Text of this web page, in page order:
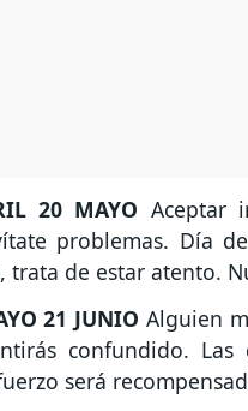
20 MAYO Aceptar
problemas. Día
de estar atento.
21 JUNIO Alguien
confundido.
será